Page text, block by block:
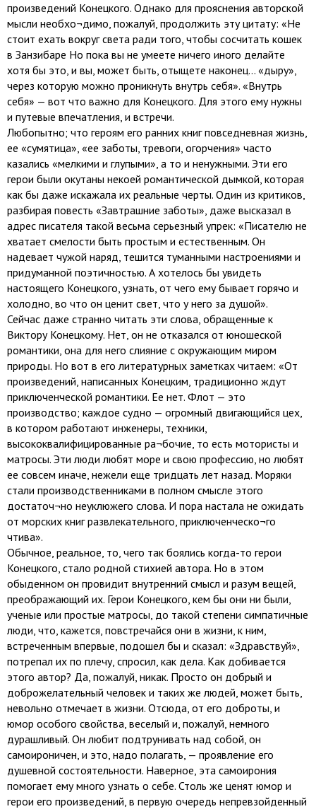
произведений Конецкого. Однако для прояснения авторской
мысли необхо¬димо, пожалуй, продолжить эту цитату: «Не
стоит ехать вокруг света ради того, чтобы сосчитать кошек
в Занзибаре Но пока вы не умеете ничего иного делайте
хотя бы это, и вы, может быть, отыщете наконец... «дыру»,
через которую можно проникнуть внутрь себя». «Внутрь
себя» — вот что важно для Конецкого. Для этого ему нужны
и путевые впечатления, и встречи.
Любопытно; что героям его ранних книг повседневная жизнь,
ее «сумятица», «ее заботы, тревоги, огорчения» часто
казались «мелкими и глупыми», а то и ненужными. Эти его
герои были окутаны некоей романтической дымкой, которая
как бы даже искажала их реальные черты. Один из критиков,
разбирая повесть «Завтрашние заботы», даже высказал в
адрес писателя такой весьма серьезный упрек: «Писателю не
хватает смелости быть простым и естественным. Он
надевает чужой наряд, тешится туманными настроениями и
придуманной поэтичностью. А хотелось бы увидеть
настоящего Конецкого, узнать, от чего ему бывает горячо и
холодно, во что он ценит свет, что у него за душой».
Сейчас даже странно читать эти слова, обращенные к
Виктору Конецкому. Нет, он не отказался от юношеской
романтики, она для него слияние с окружающим миром
природы. Но вот в его литературных заметках читаем: «От
произведений, написанных Конецким, традиционно ждут
приключенческой романтики. Ее нет. Флот — это
производство; каждое судно — огромный двигающийся цех,
в котором работают инженеры, техники,
высококвалифицированные ра¬бочие, то есть мотористы и
матросы. Эти люди любят море и свою профессию, но любят
ее совсем иначе, нежели еще тридцать лет назад. Моряки
стали производственниками в полном смысле этого
достаточ¬но неуклюжего слова. И пора настала не ожидать
от морских книг развлекательного, приключенческо¬го
чтива».
Обычное, реальное, то, чего так боялись когда-то герои
Конецкого, стало родной стихией автора. Но в этом
обыденном он провидит внутренний смысл и разум вещей,
преображающий их. Герои Конецкого, кем бы они ни были,
ученые или простые матросы, до такой степени симпатичные
люди, что, кажется, повстречайся они в жизни, к ним,
встреченным впервые, подошел бы и сказал: «Здравствуй»,
потрепал их по плечу, спросил, как дела. Как добивается
этого автор? Да, пожалуй, никак. Просто он добрый и
доброжелательный человек и таких же людей, может быть,
невольно отмечает в жизни. Отсюда, от его доброты, и
юмор особого свойства, веселый и, пожалуй, немного
дурашливый. Он любит подтрунивать над собой, он
самоироничен, и это, надо полагать, — проявление его
душевной состоятельности. Наверное, эта самоирония
помогает ему много узнать о себе. Столь же ценят юмор и
герои его произведений, в первую очередь непревзойденный